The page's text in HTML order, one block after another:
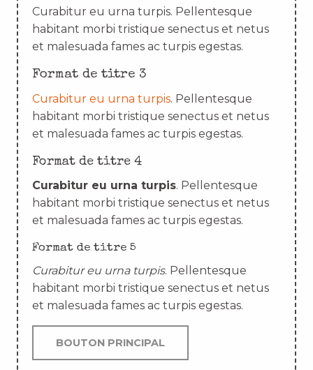
Curabitur eu urna turpis. Pellentesque
habitant morbi tristique senectus et netus
et malesuada fames ac turpis egestas.
Format de titre 3
Curabitur eu urna turpis. Pellentesque
habitant morbi tristique senectus et netus
et malesuada fames ac turpis egestas.
Format de titre 4
Curabitur eu urna turpis. Pellentesque
habitant morbi tristique senectus et netus
et malesuada fames ac turpis egestas.
Format de titre 5
Curabitur eu urna turpis. Pellentesque
habitant morbi tristique senectus et netus
et malesuada fames ac turpis egestas.
BOUTON PRINCIPAL